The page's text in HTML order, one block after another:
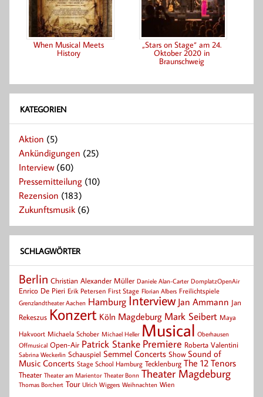
When Musical Meets
History
„Stars on Stage“ am 24.
Oktober 2020 in
Braunschweig
KATEGORIEN
Aktion (5)
Ankündigungen (25)
Interview(60)
Pressemitteilung (10)
Rezension (183)
Zukunftsmusik(6)
SCHLAGWÖRTER
Berlin Christian Alexander Müller Daniele Alan-Carter DomplatzOpenAir
Enrico De Pieri Erik Petersen First Stage Florian Albers Freilichtspiele
Grenzlandtheater Aachen Hamburg Interview Jan Ammann Jan
Rekeszus Konzert Köln Magdeburg Mark Seibert Maya
Hakvoort Michaela Schober Michael Heller Musical Oberhausen
Offmusical Open-Air Patrick Stanke Premiere Roberta Valentini
Sabrina Weckerlin Schauspiel Semmel Concerts Show Sound of
Music Concerts Stage School Hamburg Tecklenburg The 12 Tenors
Theater Theater am Marientor Theater Bonn Theater Magdeburg
Thomas Borchert Tour Ulrich Wiggers Weihnachten Wien